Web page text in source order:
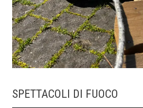
SPETTACOLI DI FUOCO